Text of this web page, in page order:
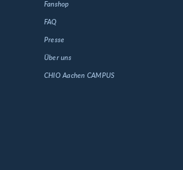
Fanshop
FAQ
Presse
Über uns
CHIO Aachen CAMPUS